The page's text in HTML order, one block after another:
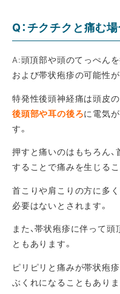
Q：チクチクと痛む
A:頭頂部や頭のてっぺん
および帯状疱疹の可能性が
特発性後頭神経痛は頭皮
後頭部や耳の後ろに電気
す。
押すと痛いのはもちろん、
することで痛みを生じるこ
首こりや肩こりの方に多
必要はないとされます。
また、帯状疱疹に伴って
ともあります。
ピリピリと痛みが帯状疱
ぶくれになることもありま